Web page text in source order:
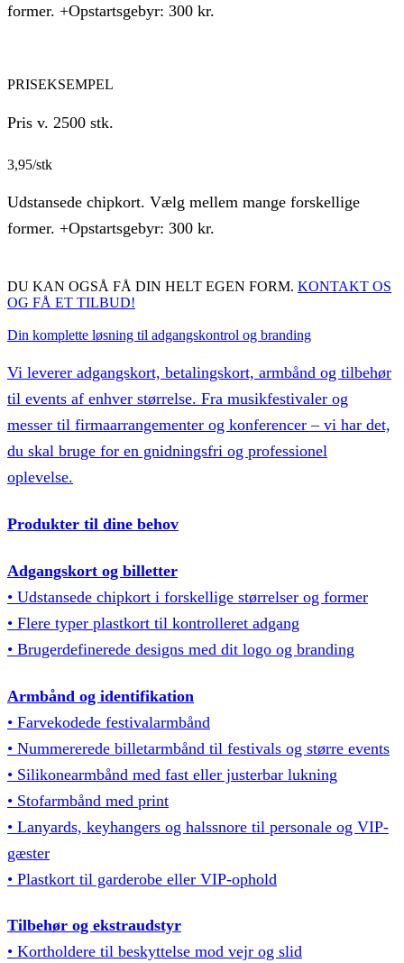
former. +Opstartsgebyr: 300 kr.
PRISEKSEMPEL
Pris v. 2500 stk.
3,95/stk
Udstansede chipkort. Vælg mellem mange forskellige
former. +Opstartsgebyr: 300 kr.
DU KAN OGSÅ FÅ DIN HELT EGEN FORM. KONTAKT OS
OG FÅ ET TILBUD!
Din komplette løsning til adgangskontrol og branding
Vi leverer adgangskort, betalingskort, armbånd og tilbehør
til events af enhver størrelse. Fra musikfestivaler og
messer til firmaarrangementer og konferencer – vi har det,
du skal bruge for en gnidningsfri og professionel
oplevelse.
Produkter til dine behov
Adgangskort og billetter
• Udstansede chipkort i forskellige størrelser og former
• Flere typer plastkort til kontrolleret adgang
• Brugerdefinerede designs med dit logo og branding
Armbånd og identifikation
• Farvekodede festivalarmbånd
• Nummererede billetarmbånd til festivals og større events
• Silikonearmbånd med fast eller justerbar lukning
• Stofarmbånd med print
• Lanyards, keyhangers og halssnore til personale og VIP-
gæster
• Plastkort til garderobe eller VIP-ophold
Tilbehør og ekstraudstyr
• Kortholdere til beskyttelse mod vejr og slid